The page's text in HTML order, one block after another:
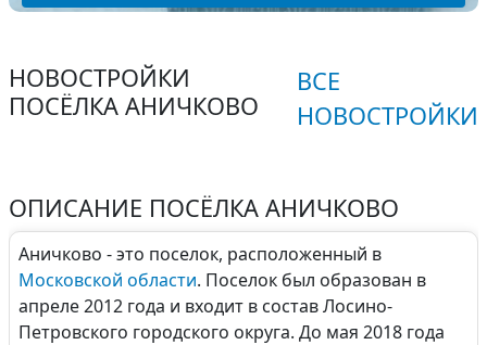
НОВОСТРОЙКИ
ПОСЁЛКА АНИЧКОВО
ВСЕ
НОВОСТРОЙКИ
ОПИСАНИЕ ПОСЁЛКА АНИЧКОВО
Аничково - это поселок, расположенный в
Московской области. Поселок был образован в
апреле 2012 года и входит в состав Лосино-
Петровского городского округа. До мая 2018 года